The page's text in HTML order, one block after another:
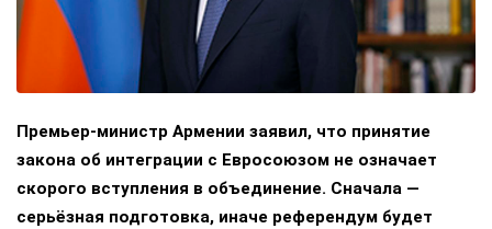
Премьер-министр Армении заявил, что принятие
закона об интеграции с Евросоюзом не означает
скорого вступления в объединение. Сначала —
серьёзная подготовка, иначе референдум будет